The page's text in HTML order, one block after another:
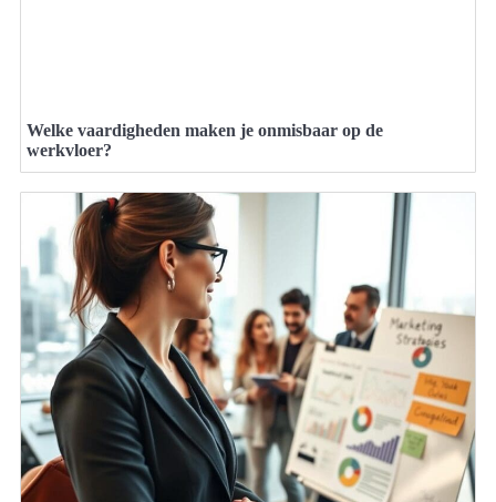
Welke vaardigheden maken je onmisbaar op de
werkvloer?